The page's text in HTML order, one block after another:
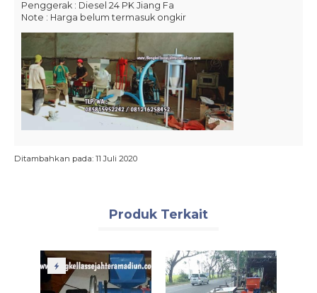
Penggerak : Diesel 24 PK Jiang Fa
Note : Harga belum termasuk ongkir
Ditambahkan pada: 11 Juli 2020
Produk Terkait